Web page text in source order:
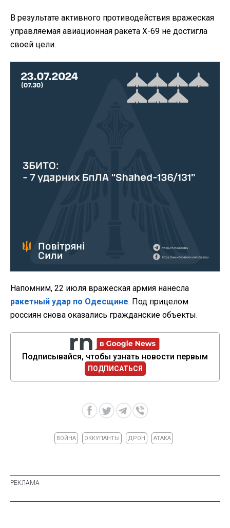
В результате активного противодействия вражеская
управляемая авиационная ракета Х-69 не достигла
своей цели.
Напомним, 22 июля вражеская армия нанесла
ракетный удар по Одесщине. Под прицелом
россиян снова оказались гражданские объекты.
Подписывайся, чтобы узнать новости первым
ПОДПИСАТЬСЯ
ВОЙНА ОККУПАНТЫ ДРОН АТАКА